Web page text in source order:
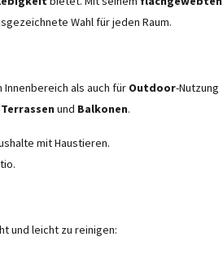
Wahl für jeden Raum.
als auch für Outdoor-Nutzung
Terrassen und Balkonen.
mit Haustieren.
und leicht zu reinigen: